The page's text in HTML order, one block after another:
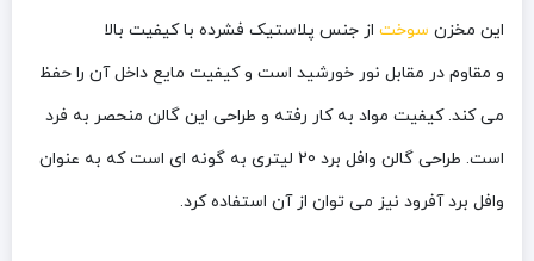
این مخزن سوخت از جنس پلاستیک فشرده با کیفیت بالا
و مقاوم در مقابل نور خورشید است و کیفیت مایع داخل آن را حفظ
می کند. کیفیت مواد به کار رفته و طراحی این گالن منحصر به فرد
است. طراحی گالن وافل برد 20 لیتری به گونه ای است که به عنوان
وافل برد آفرود نیز می توان از آن استفاده کرد.